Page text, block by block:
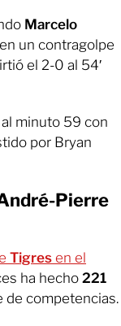
Marcelo
un contragolpe
el 2-0 al 54′
minuto 59 con
por Bryan
Pierre
Tigres en el
ha hecho221
de competencias.